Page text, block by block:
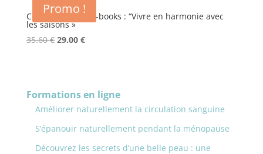
Promo !
Collection des 4 e-books : “Vivre en harmonie avec
les saisons »
35.60€ Le
35.60 €.
29.00 €Le
29.00 €.
Formations en ligne
Améliorer naturellement la circulation sanguine
S’épanouir naturellement pendant la ménopause
Découvrez les secrets d’une belle peau : une